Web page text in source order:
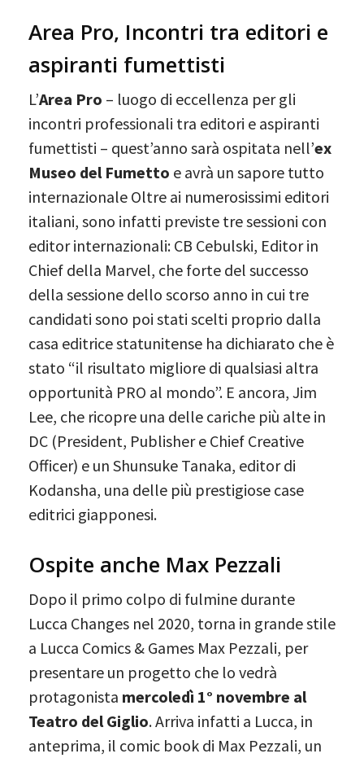
Area Pro, Incontri tra editori e
aspiranti fumettisti
L’Area Pro – luogo di eccellenza per gli
incontri professionali tra editori e aspiranti
fumettisti – quest’anno sarà ospitata nell’ex
Museo del Fumetto e avrà un sapore tutto
internazionale Oltre ai numerosissimi editori
italiani, sono infatti previste tre sessioni con
editor internazionali: CB Cebulski, Editor in
Chief della Marvel, che forte del successo
della sessione dello scorso anno in cui tre
candidati sono poi stati scelti proprio dalla
casa editrice statunitense ha dichiarato che è
stato “il risultato migliore di qualsiasi altra
opportunità PRO al mondo”. E ancora, Jim
Lee, che ricopre una delle cariche più alte in
DC (President, Publisher e Chief Creative
Officer) e un Shunsuke Tanaka, editor di
Kodansha, una delle più prestigiose case
editrici giapponesi.
Ospite anche Max Pezzali
Dopo il primo colpo di fulmine durante
Lucca Changes nel 2020, torna in grande stile
a Lucca Comics & Games Max Pezzali, per
presentare un progetto che lo vedrà
protagonista mercoledì 1° novembre al
Teatro del Giglio. Arriva infatti a Lucca, in
anteprima, il comic book di Max Pezzali, un